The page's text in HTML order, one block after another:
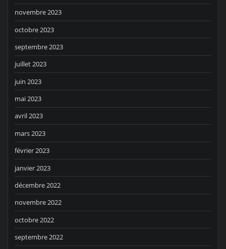
novembre 2023
octobre 2023
septembre 2023
juillet 2023
juin 2023
mai 2023
avril 2023
mars 2023
février 2023
janvier 2023
décembre 2022
novembre 2022
octobre 2022
septembre 2022